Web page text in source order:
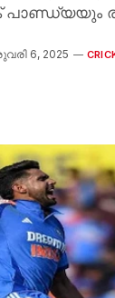
പാണ്ഡ്യയും
6, 2025